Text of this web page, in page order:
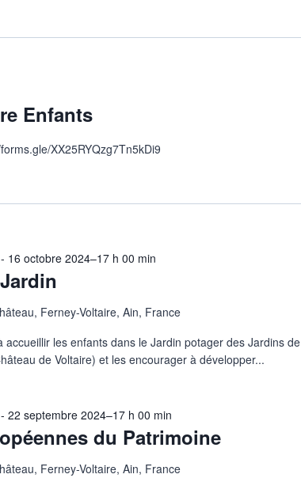
Enfants
XX25RYQzg7Tn5kDi9
- 16 octobre 2024–17 h 00 min
Ferney-Voltaire, Ain, France
accueillir les enfants dans le Jardin potager des Jardins de
de Voltaire) et les encourager à développer...
du Patrimoine
-22 septembre 2024–17 h 00 min
Ferney-Voltaire, Ain, France